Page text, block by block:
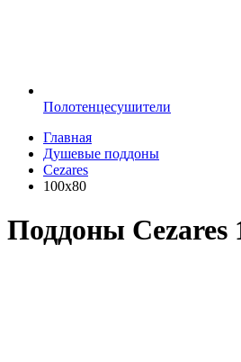
Полотенцесушители
Главная
Душевые поддоны
Cezares
100х80
Поддоны Cezares